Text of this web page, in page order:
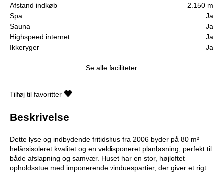
Afstand indkøb
2.150 m
Spa
Ja
Sauna
Ja
Highspeed internet
Ja
Ikkeryger
Ja
Se alle faciliteter
Tilføj til favoritter
Beskrivelse
Dette lyse og indbydende fritidshus fra 2006 byder på 80 m²
helårsisoleret kvalitet og en veldisponeret planløsning, perfekt til
både afslapning og samvær. Huset har en stor, højloftet
opholdsstue med imponerende vinduespartier, der giver et rigt